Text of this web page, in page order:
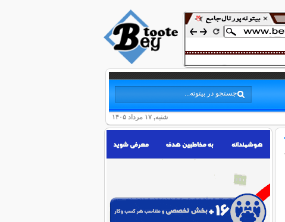
شنبه, ۱۷ مرداد ۱۴۰۵